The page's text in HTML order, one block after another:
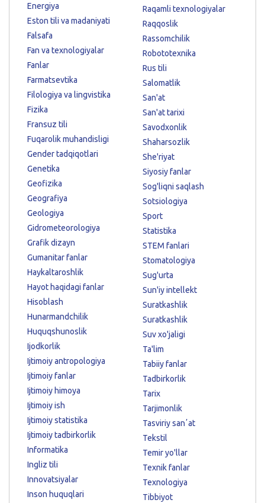
Energiya
Eston tili va madaniyati
Falsafa
Fan va texnologiyalar
Fanlar
Farmatsevtika
Filologiya va lingvistika
Fizika
Fransuz tili
Fuqarolik muhandisligi
Gender tadqiqotlari
Genetika
Geofizika
Geografiya
Geologiya
Gidrometeorologiya
Grafik dizayn
Gumanitar fanlar
Haykaltaroshlik
Hayot haqidagi fanlar
Hisoblash
Hunarmandchilik
Huquqshunoslik
Ijodkorlik
Ijtimoiy antropologiya
Ijtimoiy fanlar
Ijtimoiy himoya
Ijtimoiy ish
Ijtimoiy statistika
Ijtimoiy tadbirkorlik
Informatika
Ingliz tili
Innovatsiyalar
Inson huquqlari
Raqamli texnologiyalar
Raqqoslik
Rassomchilik
Robototexnika
Rus tili
Salomatlik
San'at
San'at tarixi
Savodxonlik
Shaharsozlik
She'riyat
Siyosiy fanlar
Sog'liqni saqlash
Sotsiologiya
Sport
Statistika
STEM fanlari
Stomatologiya
Sug'urta
Sun'iy intellekt
Suratkashlik
Suratkashlik
Suv xo'jaligi
Ta'lim
Tabiiy fanlar
Tadbirkorlik
Tarix
Tarjimonlik
Tasviriy sanʼat
Tekstil
Temir yo'llar
Texnik fanlar
Texnologiya
Tibbiyot